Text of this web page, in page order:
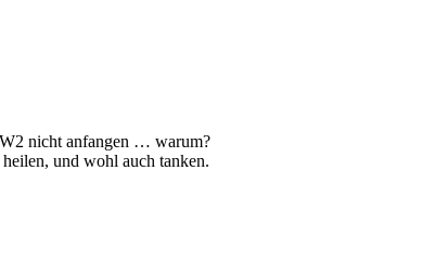
nicht anfangen … warum?
und wohl auch tanken.